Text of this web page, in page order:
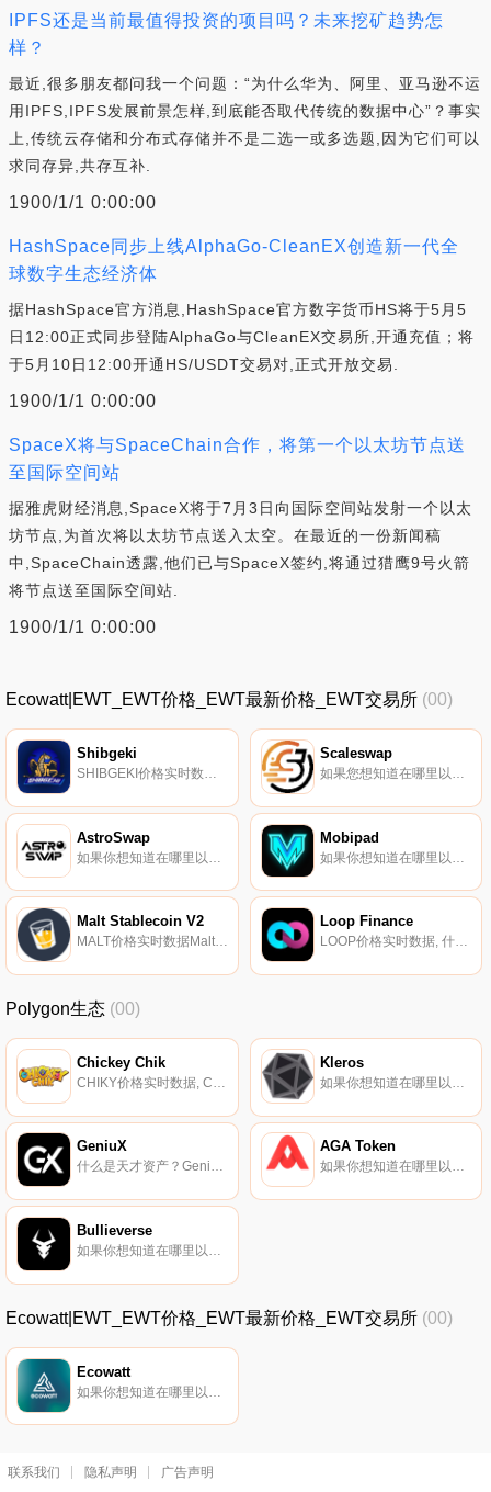
IPFS还是当前最值得投资的项目吗？未来挖矿趋势怎
样？
最近,很多朋友都问我一个问题：“为什么华为、阿里、亚马逊不运
用IPFS,IPFS发展前景怎样,到底能否取代传统的数据中心”？事实
上,传统云存储和分布式存储并不是二选一或多选题,因为它们可以
求同存异,共存互补.
1900/1/1 0:00:00
HashSpace同步上线AlphaGo-CleanEX创造新一代全
球数字生态经济体
据HashSpace官方消息,HashSpace官方数字货币HS将于5月5
日12:00正式同步登陆AlphaGo与CleanEX交易所,开通充值；将
于5月10日12:00开通HS/USDT交易对,正式开放交易.
1900/1/1 0:00:00
SpaceX将与SpaceChain合作，将第一个以太坊节点送
至国际空间站
据雅虎财经消息,SpaceX将于7月3日向国际空间站发射一个以太
坊节点,为首次将以太坊节点送入太空。在最近的一份新闻稿
中,SpaceChain透露,他们已与SpaceX签约,将通过猎鹰9号火箭
将节点送至国际空间站.
1900/1/1 0:00:00
Ecowatt|EWT_EWT价格_EWT最新价格_EWT交易所 (00)
Shibgeki
SHIBGEKI价格实时数据Shibgeki是一种社区驱动的代币,从区块链内部压缩以保存模因币$SHIBGEKI的目标是成为第一个德根市场,连接全球数百万德根开发者、投资者和合作伙伴。此外,$SHIBGEKI旨在交付许多尚未完全成功的项目,即收费很少的TitanLocker.
Scaleswap
如果您想知道在哪里以当前价格购买Scaleswap,目前交易｛SCAnname｝股票的顶级加密货币交易所是QuickSwap。您可以在我们的加密货币交易所页面上找到其他列表。SCA代币实用程序构建了我们生态系统的核心元素.
AstroSwap Mobipad
Malt Stablecoin V2
MALT价格实时数据Malt是一种算法稳定币协议,最初部署在Polygon上,对自己进行特权套利以保持价格稳定。通过这种套利产生的利润将在直接支付LP和加强钉住防御之间分配。作为LP,你所要做的就是创建Malt LP,并将你的LP代币绑定到Malt合同中.
Loop Finance
LOOP价格实时数据, 什么是Loop Finance（LOOP）？Loop Finance是Terra区块链上第一个具有激励流动性池的去中心化交易所.
Polygon生态 (00)
Chickey Chik Kleros
GeniuX
什么是天才资产？Genius Assets成立于2020年,是一家新兴公司,专注于建立世界上最大的数字化市场,基于锁定在智能合约中的代币或数字资产集合,为池本身提供必要的流动性,并创造被动奖励.
AGA Token
如果你想知道在哪里以当前价格购买AGA Token,目前交易{AGA Token]股票的顶级加密货币交易所是Dfyn Network。您可以在我们的加密货币交易所页面上找到其他列表。AGA声称是一种将DeFi与比特币挖矿相结合的代币.
Bullieverse
如果你想知道在哪里以当前价格购买Bullieverse,目前交易{Bullieverse]股票的顶级加密货币交易所是KuCoin和Huo$BULL。您可以在我们的加密货币交易所页面上找到其他列表。"；Bullieverse是为玩家和创作者社区开发的开放元宇宙.
Ecowatt|EWT_EWT价格_EWT最新价格_EWT交易所 (00)
Ecowatt
联系我们 隐私声明 广告声明